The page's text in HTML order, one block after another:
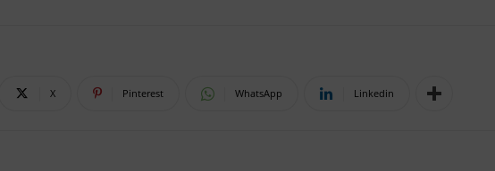
X Pinterest WhatsApp Linkedin